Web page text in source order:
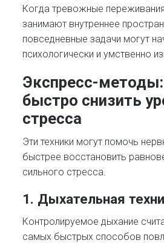
Когда тревожные
занимают внутреннее
повседневные задачи могут
психологически и умственно
Экспресс-
быстро снизить
стресса
Эти техники могут помочь
быстрее восстановить
сильного стресса.
1. Дыхательная
Контролируемое дыхание
самых быстрых способов